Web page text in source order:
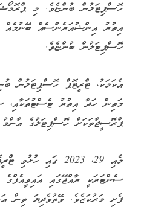
ހޮސްޕިޓަލުން ބުންޏެވެ. މި
އިތުރު އިންޝުއަރެންސެއް ބޭނުމެއް
ހޮސްޕިޓަލުން ބުންޏެވެ.
އެކަމަކު، ޓްރީޓޮޕް ހޮސްޕިޓަލުން
މަތިން ހަދާ އިތުރު ޓެސްޓުތަކާއި،
ޕްރޮސީޖާތަކަށް ހޮސްޕިޓަލުގެ
މެއި 29، 2023
ސެންޓަރަކީ ރާއްޖޭގައި
ފެށި މަރުކަޒެވެ. ވޭތުވެދިޔަ ތިން